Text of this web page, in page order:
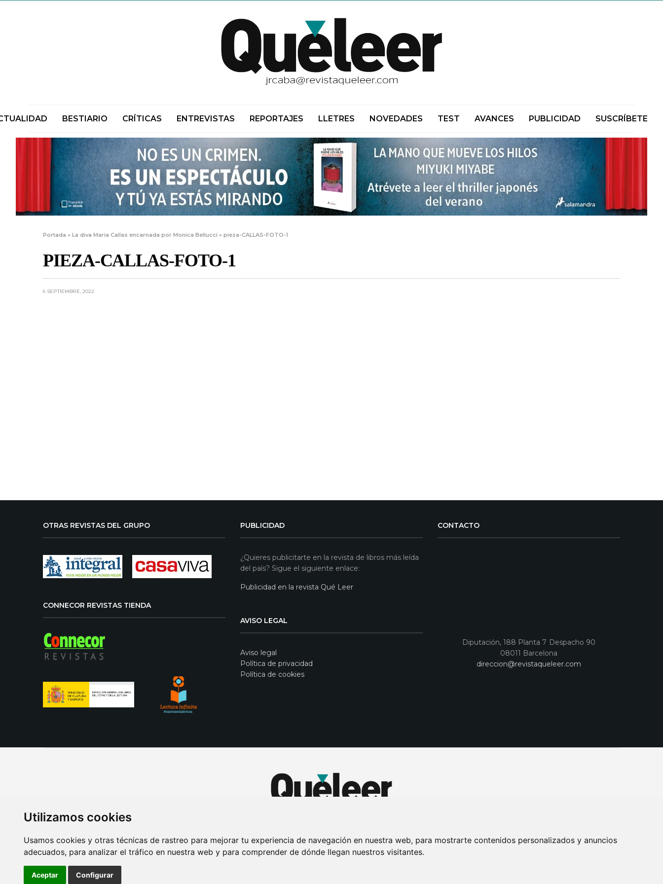
Utilizamos cookies
Usamos cookies y otras técnicas de rastreo para mejorar tu experiencia de navegación en nuestra web, para mostrarte contenidos personalizados y anuncios
adecuados, para analizar el tráfico en nuestra web y para comprender de dónde llegan nuestros visitantes.
Aceptar Configurar
BESTIARIO CRÍTICAS ENTREVISTAS REPORTAJES LLETRES NOVEDADES TEST AVANCES PUBLICIDAD SUSCRÍBETE
Portada »La diva Maria Callas encarnada por Monica Bellucci »pieza-CALLAS-FOTO-1
PIEZA-CALLAS-FOTO-1
6 SEPTIEMBRE, 2022
OTRAS REVISTAS DEL GRUPO
CONNECOR REVISTAS TIENDA
PUBLICIDAD
¿Quieres publicitarte en la revista de libros más leída
del país? Sigue el siguiente enlace:
Publicidad en la revista Qué Leer
AVISO LEGAL
Aviso legal
Política de privacidad
Política de cookies
CONTACTO
Diputación, 188 Planta 7 Despacho 90
08011 Barcelona
direccion@revistaqueleer.com
AVISO LEGAL POLITICA DE COOKIES POLITICA DE PRIVACIDAD PUBLICIDAD EN LA REVISTA QUÉ LEER SORTEO-PREESTRENOS